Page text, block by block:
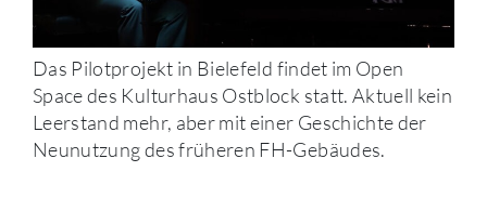
Das Pilotprojekt in Bielefeld findet im Open
Space des Kulturhaus Ostblock statt. Aktuell kein
Leerstand mehr, aber mit einer Geschichte der
Neunutzung des früheren FH-Gebäudes.